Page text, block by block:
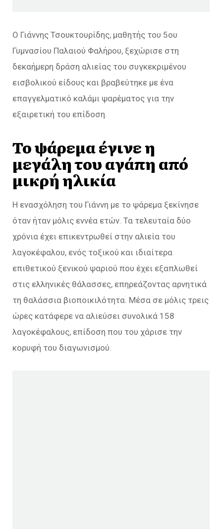
Ο Γιάννης Τσουκτουρίδης, μαθητής του 5ου
Γυμνασίου Παλαιού Φαλήρου, ξεχώρισε στη
δεκαήμερη δράση αλιείας του συγκεκριμένου
εισβολικού είδους και βραβεύτηκε με ένα
επαγγελματικό καλάμι ψαρέματος για την
εξαιρετική του επίδοση.
Το ψάρεμα έγινε η
μεγάλη του αγάπη από
μικρή ηλικία
Η ενασχόληση του Γιάννη με το ψάρεμα ξεκίνησε
όταν ήταν μόλις εννέα ετών. Τα τελευταία δύο
χρόνια έχει επικεντρωθεί στην αλιεία του
λαγοκέφαλου, ενός τοξικού και ιδιαίτερα
επιθετικού ξενικού ψαριού που έχει εξαπλωθεί
στις ελληνικές θάλασσες, επηρεάζοντας αρνητικά
τη θαλάσσια βιοποικιλότητα. Μέσα σε μόλις τρεις
ώρες κατάφερε να αλιεύσει συνολικά 158
λαγοκέφαλους, επίδοση που του χάρισε την
κορυφή του διαγωνισμού.